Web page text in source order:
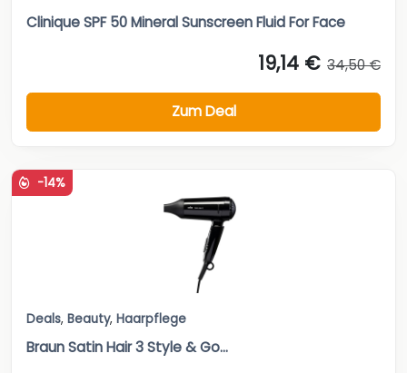
Clinique SPF 50 Mineral Sunscreen Fluid For Face
19,14 € 34,50 €
Zum Deal
-14%
Deals, Beauty, Haarpflege
Braun Satin Hair 3 Style & Go...